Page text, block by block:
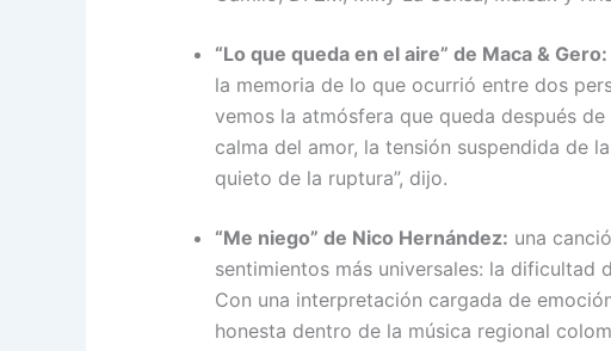
“Lo que queda en el aire” de Maca & Gero:
la memoria de lo que ocurrió entre dos
vemos la atmósfera que queda después
calma del amor, la tensión suspendida de
quieto de la ruptura”, dijo.
“Me niego” de Nico Hernández: una
sentimientos más universales: la dificultad
Con una interpretación cargada de
honesta dentro de la música regional